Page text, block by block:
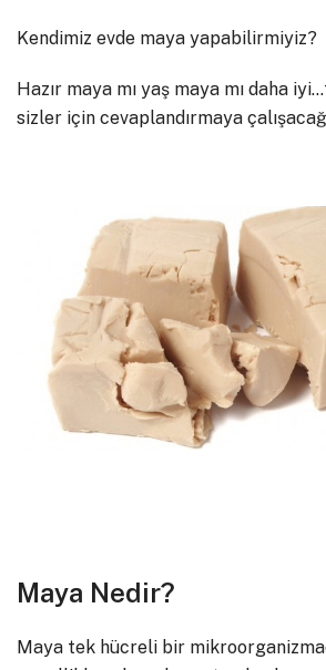
Kendimiz evde maya yapabilirmiyiz?
Hazır maya mı yaş maya mı daha
sizler için cevaplandırmaya
Maya Nedir?
Maya tek hücreli bir